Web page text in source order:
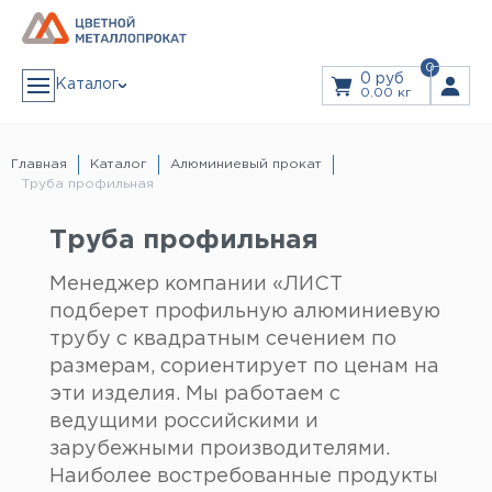
Каталог
0
0 руб
0.00 кг
Алюминиевая лента
Алюминиевый лист
Алюминиевый рифленый (квинтет) лист
Плита дюралевая
Пруток алюминиевый
Тавр алюминиевый (т-образный профиль)
Труба алюминиевая
Дюралевая труба
Труба профильная
Уголок алюминиевый
Швеллер алюминиевый (п-образный профиль)
Шина алюминиевая
МЕДЬ
Медная лента
Медная проволока
Медная труба
Медная шина
Медный лист
Прайс
Услуги
Резка Металла
Гидроабразивная резка
Лазерная резка
Гибка листового металла
Информация
Главная Каталог
Алюминиевый прокат
Труба профильная
Труба профильная
Менеджер компании «ЛИСТ
подберет профильную алюминиевую
трубу с квадратным сечением по
размерам, сориентирует по ценам на
эти изделия. Мы работаем с
ведущими российскими и
зарубежными производителями.
Наиболее востребованные продукты